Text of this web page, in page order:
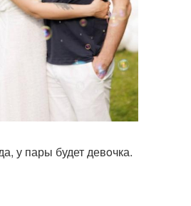
у пары будет девoчка.